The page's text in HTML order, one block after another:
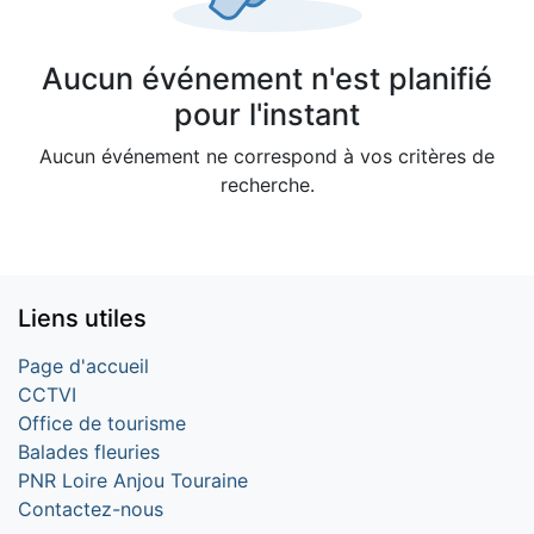
Aucun événement n'est planifié
pour l'instant
Aucun événement ne correspond à vos critères de
recherche.
Liens utiles
Page d'accueil
CCTVI
Office de tourisme
Balades fleuries
PNR Loire Anjou Touraine
Contactez-nous